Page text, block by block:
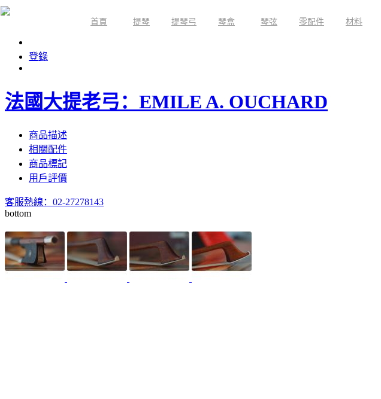
首頁 提琴 提琴弓 琴盒 琴弦 零配件 材料
登錄
法國大提老弓：EMILE A. OUCHARD
商品描述
相關配件
商品標記
用戶評價
客服熱線：02-27278143
bottom